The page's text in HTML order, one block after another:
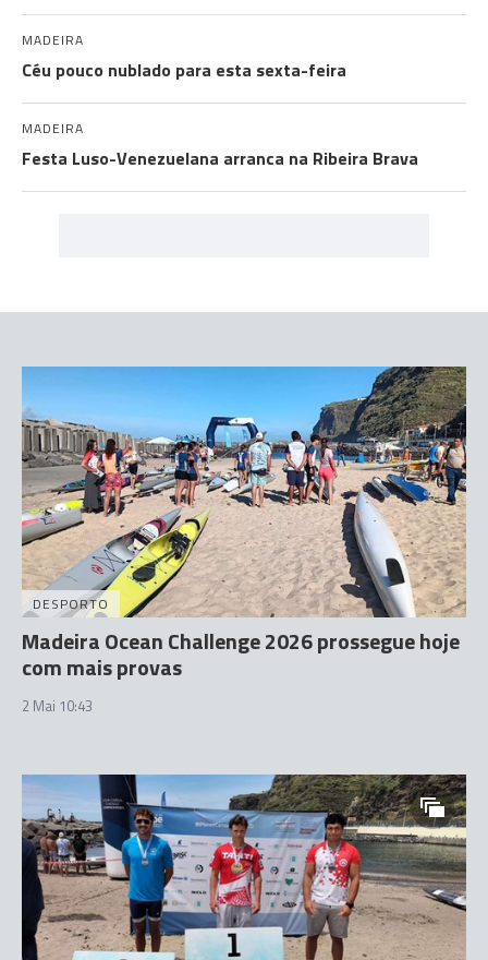
MADEIRA
Céu pouco nublado para esta sexta-feira
MADEIRA
Festa Luso-Venezuelana arranca na Ribeira Brava
DESPORTO
Madeira Ocean Challenge 2026 prossegue hoje
com mais provas
2 Mai 10:43